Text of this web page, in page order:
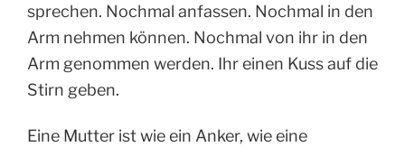
sprechen. Nochmal anfassen. Nochmal in den
Arm nehmen können. Nochmal von ihr in den
Arm genommen werden. Ihr einen Kuss auf die
Stirn geben.
Eine Mutter ist wie ein Anker, wie eine